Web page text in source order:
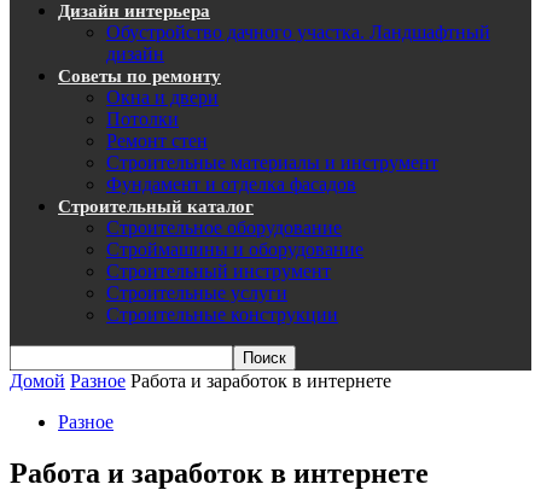
Дизайн интерьера
Обустройство дачного участка. Ландшафтный
дизайн
Советы по ремонту
Окна и двери
Потолки
Ремонт стен
Строительные материалы и инструмент
Фундамент и отделка фасадов
Строительный каталог
Строительное оборудование
Строймашины и оборудование
Строительный инструмент
Строительные услуги
Строительные конструкции
Домой Разное Работа и заработок в интернете
Разное
Работа и заработок в интернете